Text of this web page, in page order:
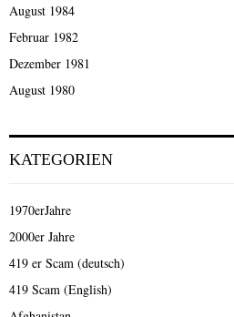
August 1984
Februar 1982
Dezember 1981
August 1980
KATEGORIEN
1970erJahre
2000er Jahre
419 er Scam (deutsch)
419 Scam (English)